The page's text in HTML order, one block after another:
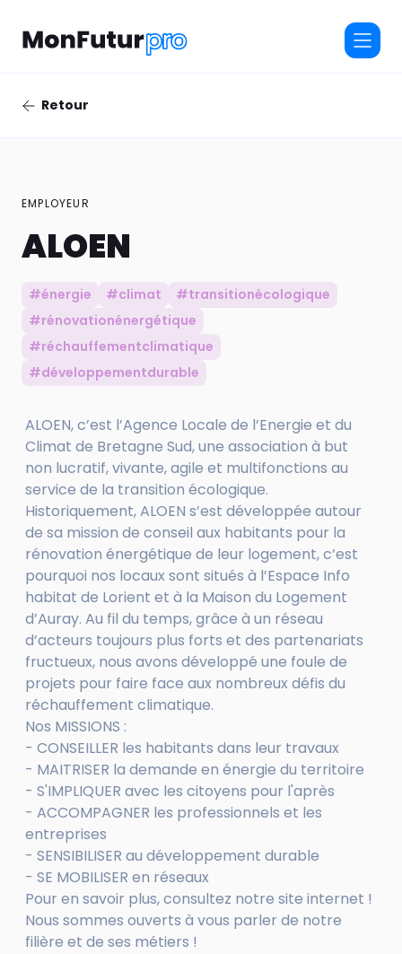
Retour
EMPLOYEUR
ALOEN
#énergie #climat
#transitionécologique
#rénovationénergétique
#réchauffementclimatique
#développementdurable
ALOEN, c’est l’Agence Locale de l’Energie et du
Climat de Bretagne Sud, une association à but
non lucratif, vivante, agile et multifonctions au
service de la transition écologique.
Historiquement, ALOEN s’est développée autour
de sa mission de conseil aux habitants pour la
rénovation énergétique de leur logement, c’est
pourquoi nos locaux sont situés à l’Espace Info
habitat de Lorient et à la Maison du Logement
d’Auray. Au fil du temps, grâce à un réseau
d’acteurs toujours plus forts et des partenariats
fructueux, nous avons développé une foule de
projets pour faire face aux nombreux défis du
réchauffement climatique.
Nos MISSIONS :
- CONSEILLER les habitants dans leur travaux
- MAITRISER la demande en énergie du territoire
- S'IMPLIQUER avec les citoyens pour l'après
- ACCOMPAGNER les professionnels et les
entreprises
- SENSIBILISER au développement durable
- SE MOBILISER en réseaux
Pour en savoir plus, consultez notre site internet !
Nous sommes ouverts à vous parler de notre
filière et de ses métiers !